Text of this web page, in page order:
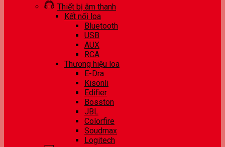
Thiết bị âm thanh
Kết nối loa
Bluetooth
USB
AUX
RCA
Thương hiệu loa
E-Dra
Kisonli
Edifier
Bosston
JBL
Colorfire
Soudmax
Logitech